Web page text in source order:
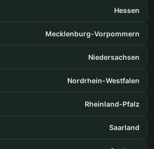
Hessen
Mecklenburg-Vorpommern
Niedersachsen
Nordrhein-Westfalen
Rheinland-Pfalz
Saarland